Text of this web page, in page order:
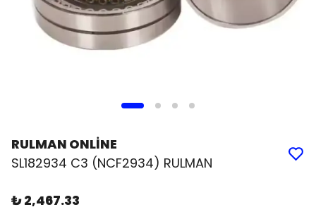
RULMAN ONLİNE
SL182934 C3 (NCF2934) RULMAN
₺ 2,467.33